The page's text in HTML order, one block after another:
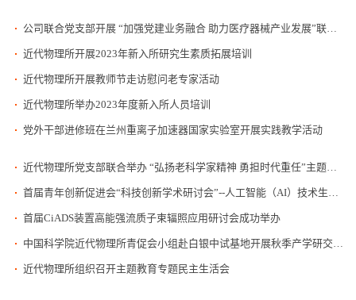
公司联合党支部开展 “加强党建业务融合 助力医疗器械产业发展”联建共建主题党日活动
近代物理所开展2023年新入所研究生素质拓展培训
近代物理所开展教师节走访慰问老专家活动
近代物理所举办2023年度新入所人员培训
党外干部进修班在兰州重离子加速器国家实验室开展实践教学活动
近代物理所党支部联合举办 “弘扬老科学家精神 勇担时代重任”主题交流学习活动
首届青年创新促进会“科技创新学术研讨会”--人工智能（AI）技术生物医学应用学术研讨会成功举办
首届CiADS装置高能强流质子束辐照应用研讨会成功举办
中国科学院近代物理所青促会小组赴白银中试基地开展秋季产学研交流研讨及科普活动
近代物理所组织召开主题教育专题民主生活会